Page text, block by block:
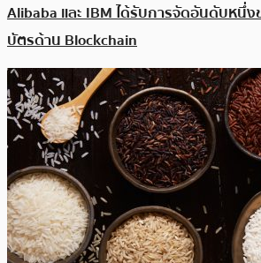
Alibaba และ IBM ได้รับการจัดอันดับหนึ่
บัตรด้าน Blockchain